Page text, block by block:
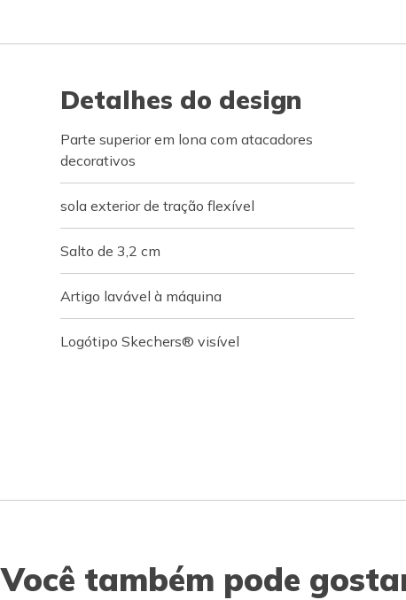
Detalhes do design
Parte superior em lona com atacadores
decorativos
sola exterior de tração flexível
Salto de 3,2 cm
Artigo lavável à máquina
Logótipo Skechers® visível
Você também pode